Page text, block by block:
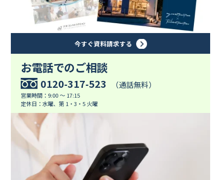
今すぐ資料請求する
お電話でのご相談
0120-317-523 （通話無料）
営業時間：9:00 ～ 17:15
定休日：水曜、第 1・3・5 火曜